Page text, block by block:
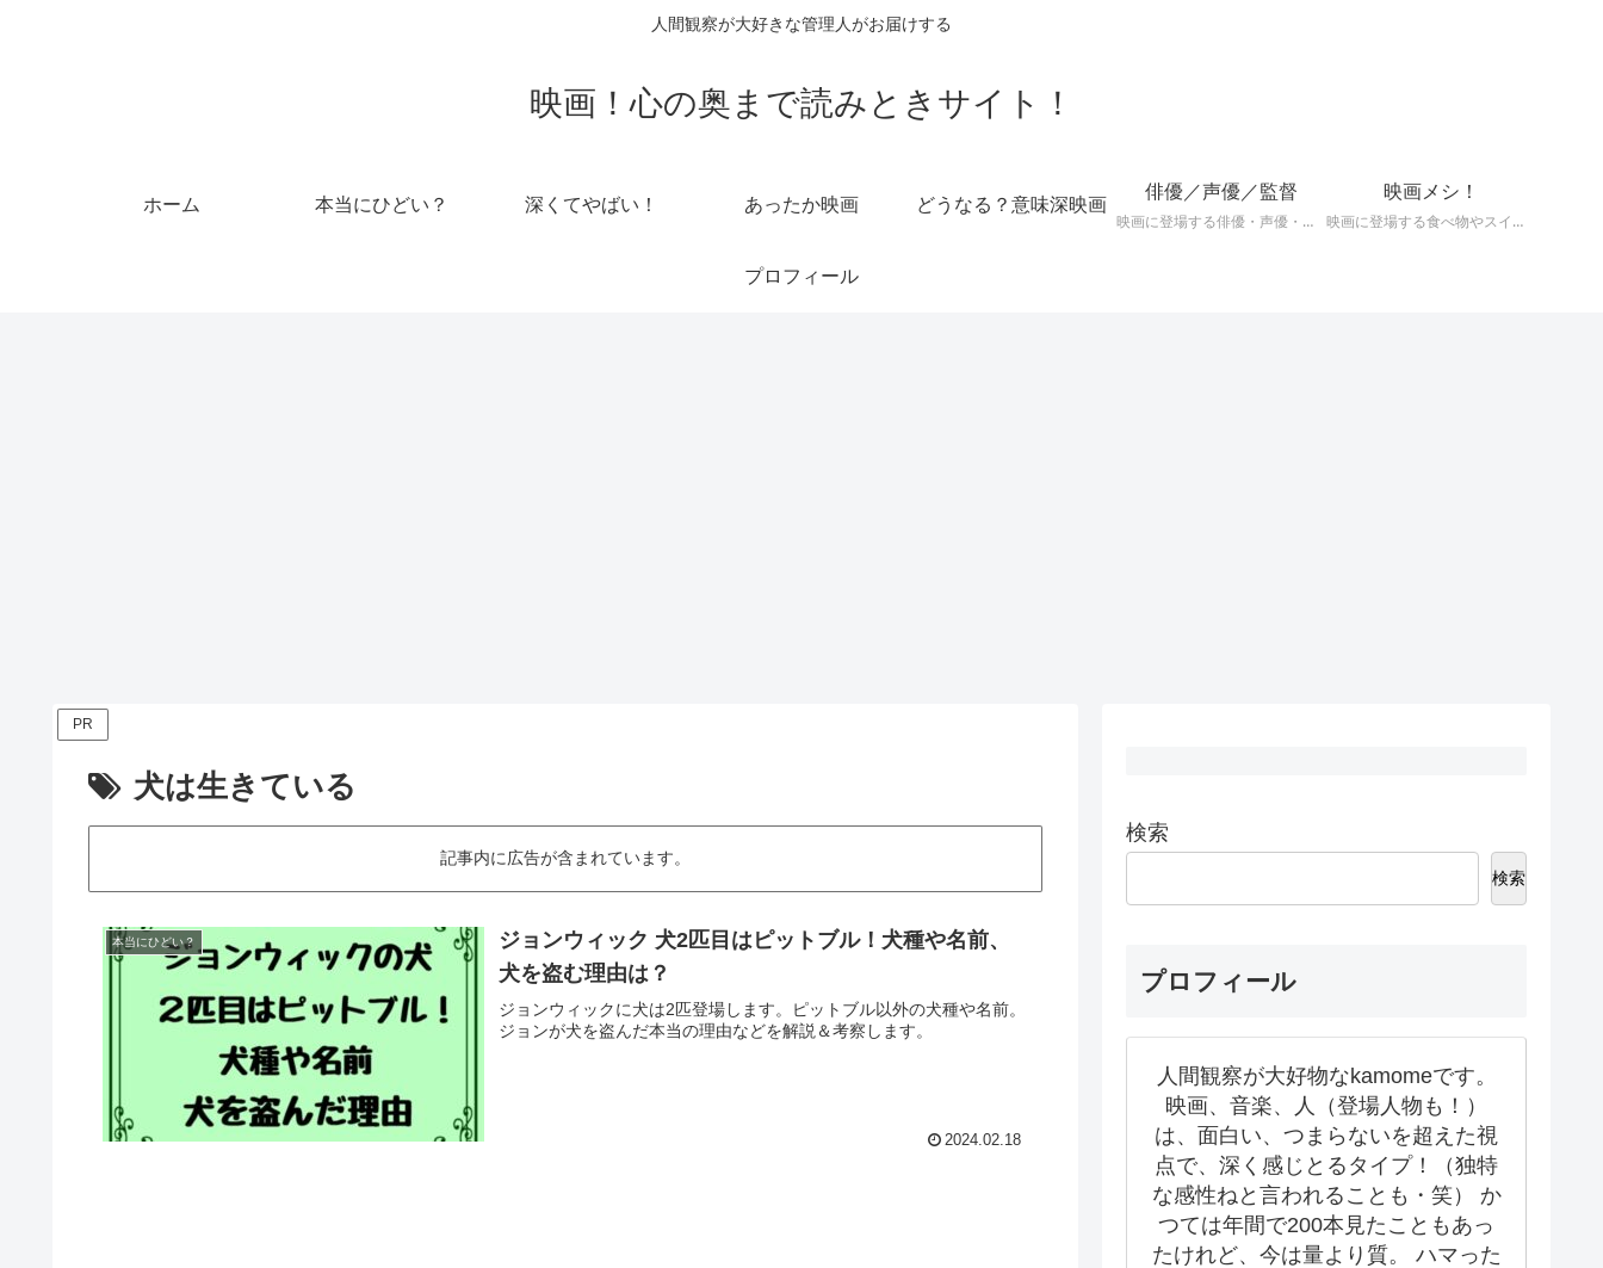
人間観察が大好きな管理人がお届けする
映画！心の奥まで読みときサイト！
ホーム 本当にひどい？ 深くてやばい！ あったか映画 どうなる？意味深映画
俳優／声優／監督
映画に登場する俳優・声優・監督の深掘りまとめ記事！
映画メシ！
映画に登場する食べ物やスイーツを深掘り考察！
プロフィール
PR
犬は生きている
記事内に広告が含まれています。
本当にひどい？
ジョンウィック 犬2匹目はピットブル！犬種や名前、
犬を盗む理由は？
ジョンウィックに犬は2匹登場します。ピットブル以外の犬種や名前。
ジョンが犬を盗んだ本当の理由などを解説＆考察します。
2024.02.18
検索
検索
プロフィール
人間観察が大好物なkamomeです。
映画、音楽、人（登場人物も！）
は、面白い、つまらないを超えた視
点で、深く感じとるタイプ！（独特
な感性ねと言われることも・笑） か
つては年間で200本見たこともあっ
たけれど、今は量より質。 ハマった